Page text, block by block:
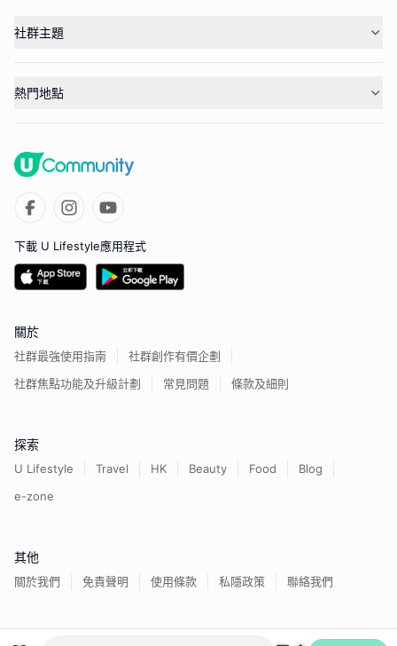
社群主題
熱門地點
下載 U Lifestyle應用程式
關於
社群最強使用指南
社群創作有價企劃
社群焦點功能及升級計劃
常見問題 條款及細則
探索
U Lifestyle Travel HK Beauty Food
Blog
e-zone
其他
關於我們 免責聲明 使用條款 私隱政策 聯絡我們